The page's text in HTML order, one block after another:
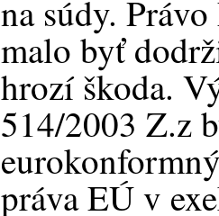
na súdy.
malo byť
hrozí škoda.
514/2003 Z.z
práva EÚ v